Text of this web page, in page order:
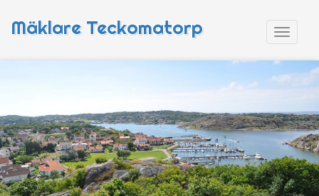
Mäklare Teckomatorp